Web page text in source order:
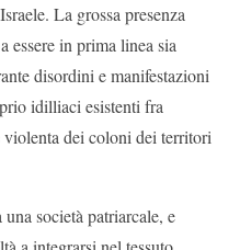
La grossa presenza
essere in prima linea sia
disordini e manifestazioni
idilliaci esistenti fra
violenta dei coloni dei territori
società patriarcale, e